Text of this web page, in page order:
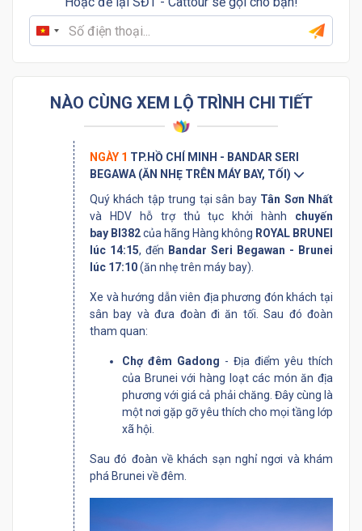
NÀO CÙNG XEM LỘ TRÌNH CHI TIẾT
NGÀY 1 TP.HỒ CHÍ MINH - BANDAR SERI
BEGAWA (ĂN NHẸ TRÊN MÁY BAY, TỐI)
Quý khách tập trung tại sân bay Tân Sơn Nhất
và HDV hỗ trợ thủ tục khởi hành chuyến
bay BI382của hãng Hàng không ROYAL BRUNEI
lúc 14:15, đến Bandar Seri Begawan - Brunei
lúc 17:10(ăn nhẹ trên máy bay).
Xe và hướng dẫn viên địa phương đón khách tại
sân bay và đưa đoàn đi ăn tối. Sau đó đoàn
tham quan:
Chợ đêm Gadong - Địa điểm yêu thích
của Brunei với hàng loạt các món ăn địa
phương với giá cả phải chăng. Đây cùng là
một nơi gặp gỡ yêu thích cho mọi tầng lớp
xã hội.
Sau đó đoàn về khách sạn nghỉ ngơi và khám
phá Brunei về đêm.
Vietnam